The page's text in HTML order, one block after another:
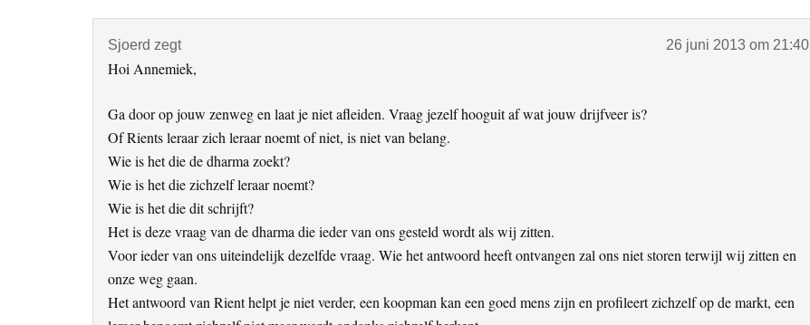
Sjoerd zegt 26 juni 2013 om 21:40
Hoi Annemiek,
Ga door op jouw zenweg en laat je niet afleiden. Vraag jezelf hooguit af wat jouw drijfveer is?
Of Rients leraar zich leraar noemt of niet, is niet van belang.
Wie is het die de dharma zoekt?
Wie is het die zichzelf leraar noemt?
Wie is het die dit schrijft?
Het is deze vraag van de dharma die ieder van ons gesteld wordt als wij zitten.
Voor ieder van ons uiteindelijk dezelfde vraag. Wie het antwoord heeft ontvangen zal ons niet storen terwijl wij zitten en
onze weg gaan.
Het antwoord van Rient helpt je niet verder, een koopman kan een goed mens zijn en profileert zichzelf op de markt, een